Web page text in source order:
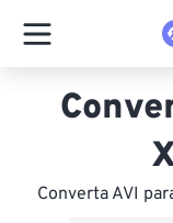
Converta AVI